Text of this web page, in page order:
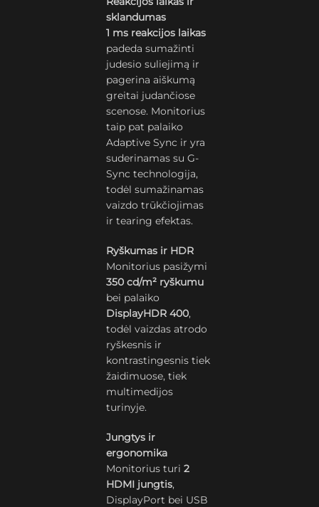
sklandumas
1 ms reakcijos laikas
padeda sumažinti
judesio suliejimą ir
pagerina aiškumą
greitai judančiose
scenose. Monitorius
taip pat palaiko
Adaptive Sync ir yra
suderinamas su G-
Sync technologija,
todėl sumažinamas
vaizdo trūkčiojimas
ir tearing efektas.
Ryškumas ir HDR
Monitorius pasižymi
350 cd/m² ryškumu
bei palaiko
DisplayHDR 400,
todėl vaizdas atrodo
ryškesnis ir
kontrastingesnis tiek
žaidimuose, tiek
multimedijos
turinyje.
Jungtys ir
ergonomika
Monitorius turi2
HDMI jungtis,
DisplayPort bei USB